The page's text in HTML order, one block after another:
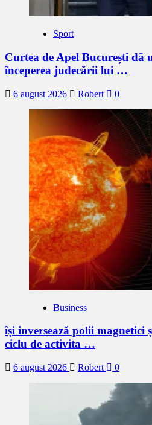
Sport
Curtea de Apel București dă
începerea judecării lui …
6 august 2026 Robert 0
Business
își inversează polii
ciclu de activita …
6 august 2026 Robert 0